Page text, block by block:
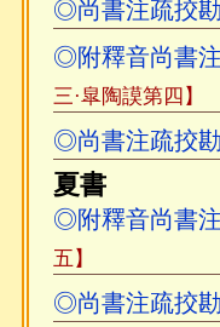
◎尚書注疏挍
◎附釋音尚書
三·皐陶謨第四】
◎尚書注疏挍
夏書
◎附釋音尚書
五】
◎尚書注疏挍